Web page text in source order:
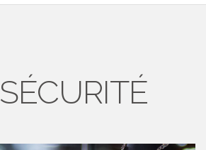
SÉCURITÉ